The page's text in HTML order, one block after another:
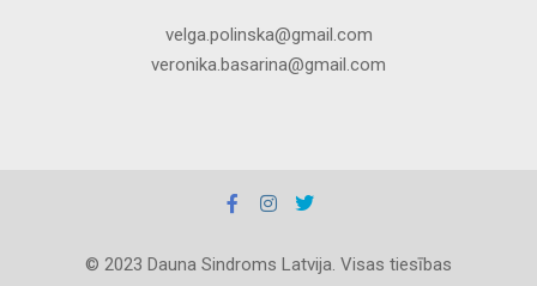
velga.polinska@gmail.com
veronika.basarina@gmail.com
© 2023 Dauna Sindroms Latvija. Visas tiesības